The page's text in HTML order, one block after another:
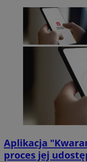
Aplikacja
proces jej